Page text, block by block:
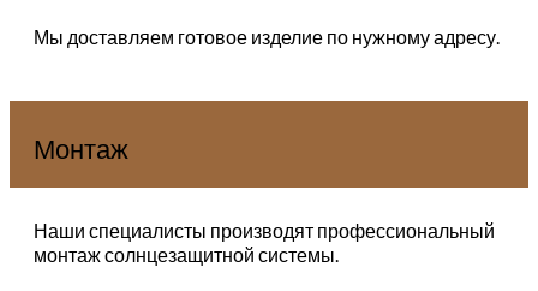
Мы доставляем готовое изделие по нужному адресу.
Монтаж
Наши специалисты производят профессиональный
монтаж солнцезащитной системы.